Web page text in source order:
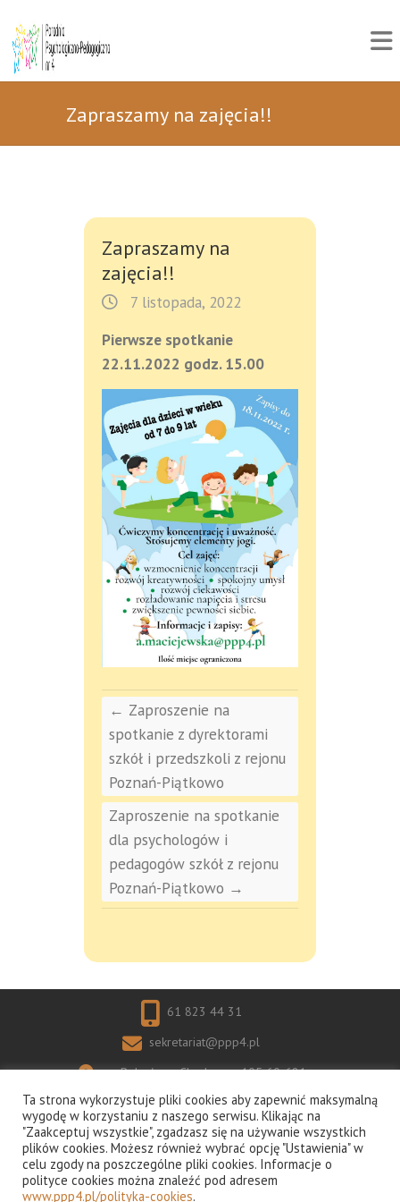
Zapraszamy na zajęcia!!
Zapraszamy na
zajęcia!!
7 listopada, 2022
Pierwsze spotkanie
22.11.2022 godz. 15.00
← Zaproszenie na
spotkanie z dyrektorami
szkół i przedszkoli z rejonu
Poznań-Piątkowo
Zaproszenie na spotkanie
dla psychologów i
pedagogów szkół z rejonu
Poznań-Piątkowo →
61 823 44 31
sekretariat@ppp4.pl
os. Bolesława Chrobrego 105 60-681
Poznań
Prawa autorskie © 2026Poradnia
Ta strona wykorzystuje pliki cookies aby zapewnić maksymalną
wygodę w korzystaniu z naszego serwisu. Klikając na
"Zaakceptuj wszystkie", zgadzasz się na używanie wszystkich
plików cookies. Możesz również wybrać opcję "Ustawienia" w
celu zgody na poszczególne pliki cookies. Informacje o
polityce cookies można znaleźć pod adresem
www.ppp4.pl/polityka-cookies.